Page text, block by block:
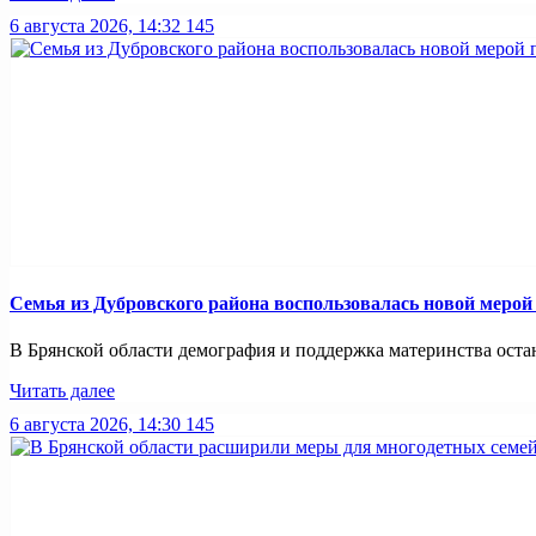
6 августа 2026, 14:32 145
Семья из Дубровского района воспользовалась новой
В Брянской области демография и поддержка материнства
Читать далее
6 августа 2026, 14:30 145